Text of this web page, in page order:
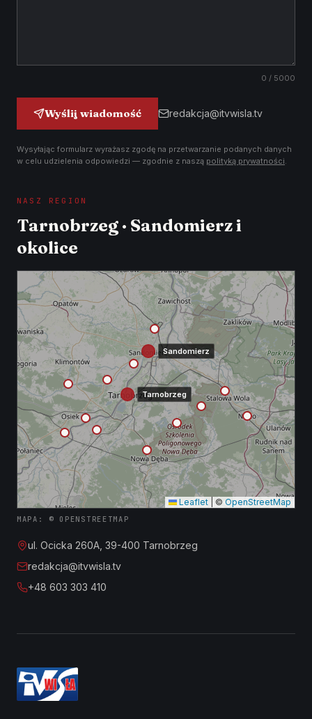
0 / 5000
Wyślij wiadomość redakcja@itvwisla.tv
Wysyłając formularz wyrażasz zgodę na przetwarzanie podanych danych
w celu udzielenia odpowiedzi — zgodnie z naszą polityką prywatności.
NASZ REGION
Tarnobrzeg · Sandomierz i
okolice
Tarnobrzeg
Sandomierz
Leaflet © OpenStreetMap
MAPA: © OPENSTREETMAP
ul. Ocicka 260A, 39-400 Tarnobrzeg
redakcja@itvwisla.tv
+48 603 303 410